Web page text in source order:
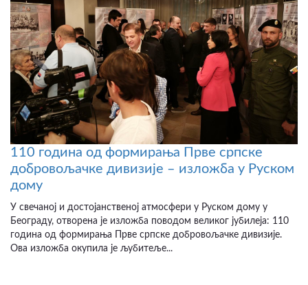
110 година од формирања Прве српске
добровољачке дивизије – изложба у Руском
дому
У свечаној и достојанственој атмосфери у Руском дому у
Београду, отворена је изложба поводом великог јубилеја: 110
година од формирања Прве српске добровољачке дивизије.
Ова изложба окупила је љубитеље...